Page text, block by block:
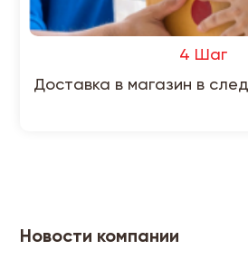
4 Шаг
Доставка в магазин в
Новости компании